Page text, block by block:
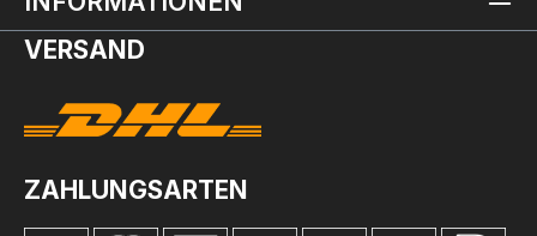
VERSAND
ZAHLUNGSARTEN